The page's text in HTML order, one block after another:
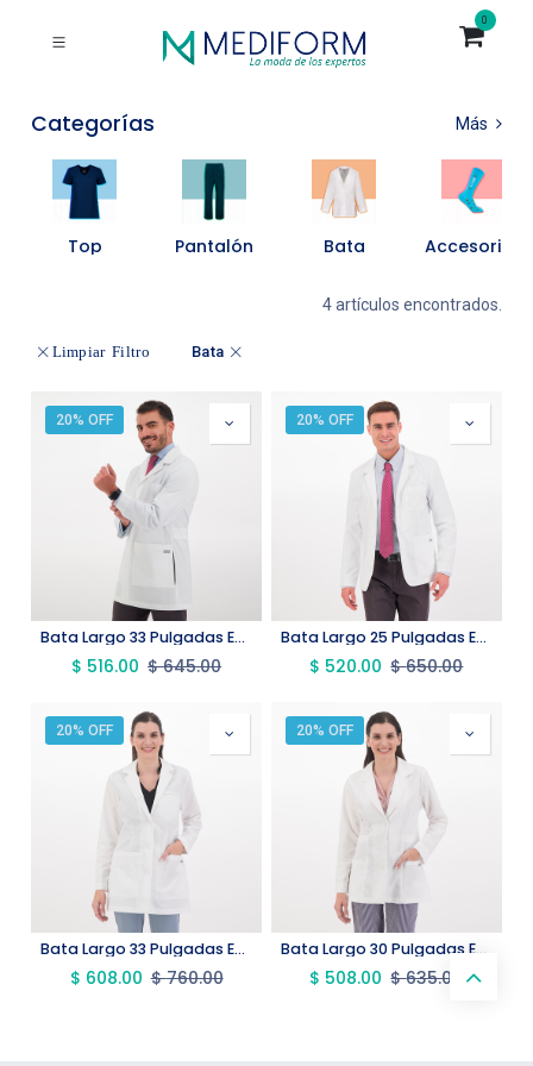
0
Categorías Más
Top Pantalón Bata Accesorios
4 artículos encontrados.
Limpiar Filtro Bata
20% OFF
Bata Largo 33 Pulgadas Experto
$ 516.00 $645.00
20% OFF
Bata Largo 25 Pulgadas Experto
$ 520.00 $650.00
20% OFF
Bata Largo 33 Pulgadas Experto
$ 608.00 $760.00
20% OFF
Bata Largo 30 Pulgadas Experto
$ 508.00 $635.00